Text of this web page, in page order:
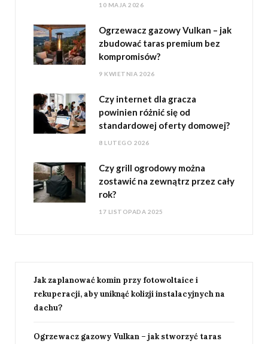
10 MAJA 2026
Ogrzewacz gazowy Vulkan – jak
zbudować taras premium bez
kompromisów?
9 KWIETNIA 2026
Czy internet dla gracza
powinien różnić się od
standardowej oferty domowej?
8 LUTEGO 2026
Czy grill ogrodowy można
zostawić na zewnątrz przez cały
rok?
17 LISTOPADA 2025
Jak zaplanować komin przy fotowoltaice i
rekuperacji, aby uniknąć kolizji instalacyjnych na
dachu?
Ogrzewacz gazowy Vulkan – jak stworzyć taras